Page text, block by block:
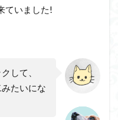
ていました!
して、
みたいにな